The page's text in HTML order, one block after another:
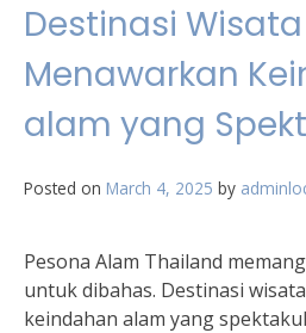
Destinasi
Menawarkan
alam yang
Posted on March 4, 2025 by
Pesona Alam Thailand
untuk dibahas. Destinasi
keindahan alam yang